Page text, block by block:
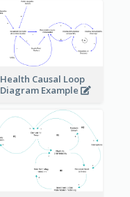
Health Causal Loop
Diagram Example